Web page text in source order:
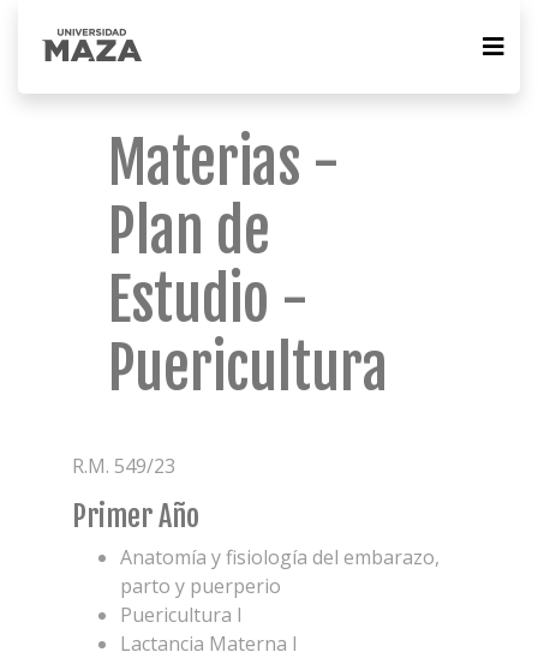
Materias -
Plan de
Estudio -
Puericultura
R.M. 549/23
Primer Año
Anatomía y fisiología del embarazo,
parto y puerperio
Puericultura I
Lactancia Materna I